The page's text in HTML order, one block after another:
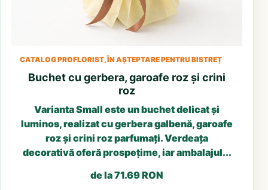
CATALOG PROFLORIST, ÎN AȘTEPTARE PENTRU BISTREȚ
Buchet cu gerbera, garoafe roz și crini
roz
Varianta Small este un buchet delicat și
luminos, realizat cu gerbera galbenă, garoafe
roz și crini roz parfumați. Verdeața
decorativă oferă prospețime, iar ambalajul...
de la 71.69 RON